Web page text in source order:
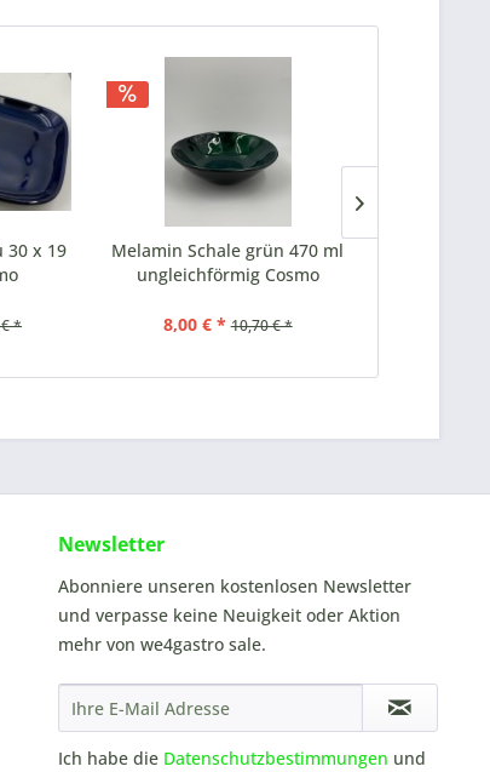
30 x 19
*
Melamin Schale grün 470 ml
ungleichförmig Cosmo
8,00 € * 10,70 € *
Newsletter
Abonniere unseren kostenlosen Newsletter
und verpasse keine Neuigkeit oder Aktion
mehr von we4gastro sale.
Ich habe die Datenschutzbestimmungen und